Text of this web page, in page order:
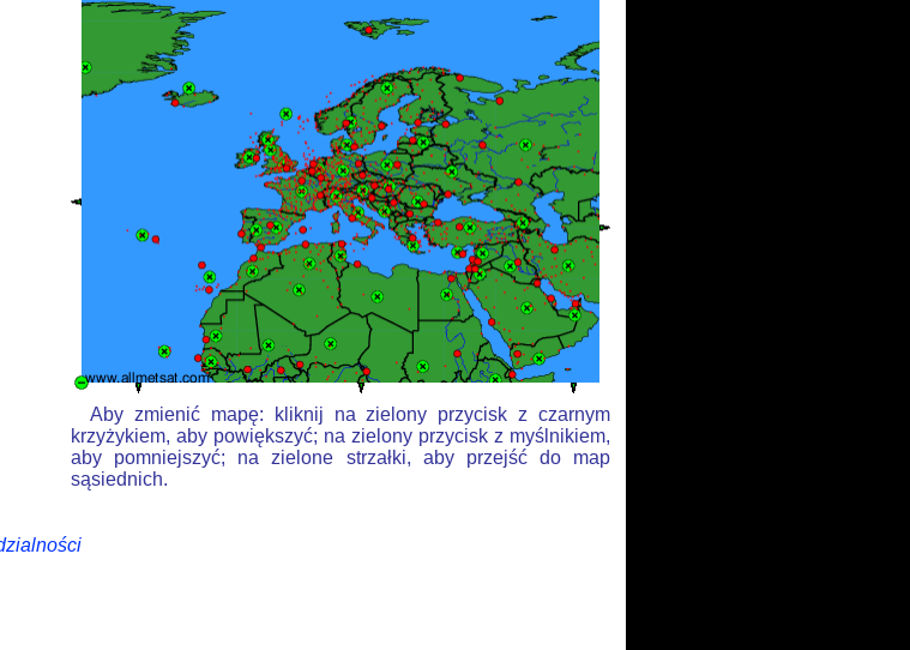
Aby zmienić mapę: kliknij na zielony przycisk z czarnym
krzyżykiem, aby powiększyć; na zielony przycisk z myślnikiem,
aby pomniejszyć; na zielone strzałki, aby przejść do map
sąsiednich.